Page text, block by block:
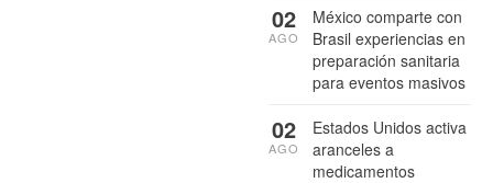
México comparte con
Brasil experiencias en
preparación sanitaria
para eventos masivos
02
AGO
Estados Unidos activa
aranceles a
medicamentos
02
AGO